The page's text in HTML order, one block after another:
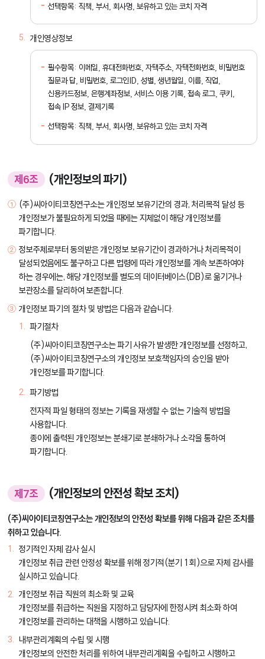
선택항목: 직책, 부서, 회사명, 보유하고 있는 코치 자격
개인영상정보
필수항목: 이메일, 휴대전화번호, 자택주소, 자택전화번호, 비밀번호
질문과 답, 비밀번호, 로그인ID, 성별, 생년월일, 이름, 직업,
신용카드정보, 은행계좌정보, 서비스 이용 기록, 접속 로그, 쿠키,
접속 IP 정보, 결제기록
선택항목: 직책, 부서, 회사명, 보유하고 있는 코치 자격
제6조 (개인정보의 파기)
(주)씨아이티코칭연구소는 개인정보 보유기간의 경과, 처리목적 달성 등
개인정보가 불필요하게 되었을 때에는 지체없이 해당 개인정보를
파기합니다.
정보주체로부터 동의받은 개인정보 보유기간이 경과하거나 처리목적이
달성되었음에도 불구하고 다른 법령에 따라 개인정보를 계속 보존하여야
하는 경우에는, 해당 개인정보를 별도의 데이터베이스(DB)로 옮기거나
보관장소를 달리하여 보존합니다.
개인정보 파기의 절차 및 방법은 다음과 같습니다.
파기절차
(주)씨아이티코칭연구소는 파기 사유가 발생한 개인정보를 선정하고,
(주)씨아이티코칭연구소의 개인정보 보호책임자의 승인을 받아
개인정보를 파기합니다.
파기방법
전자적 파일 형태의 정보는 기록을 재생할 수 없는 기술적 방법을
사용합니다.
종이에 출력된 개인정보는 분쇄기로 분쇄하거나 소각을 통하여
파기합니다.
제7조 (개인정보의 안전성 확보 조치)
(주)씨아이티코칭연구소는 개인정보의 안전성 확보를 위해 다음과 같은 조치를
취하고 있습니다.
정기적인 자체 감사 실시
개인정보 취급 관련 안정성 확보를 위해 정기적(분기 1회)으로 자체 감사를
실시하고 있습니다.
개인정보 취급 직원의 최소화 및 교육
개인정보를 취급하는 직원을 지정하고 담당자에 한정시켜 최소화 하여
개인정보를 관리하는 대책을 시행하고 있습니다.
내부관리계획의 수립 및 시행
개인정보의 안전한 처리를 위하여 내부관리계획을 수립하고 시행하고